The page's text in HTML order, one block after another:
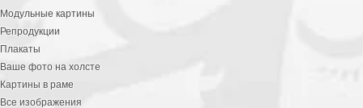
Модульные картины
Репродукции
Плакаты
Ваше фото на холсте
Картины в раме
Все изображения